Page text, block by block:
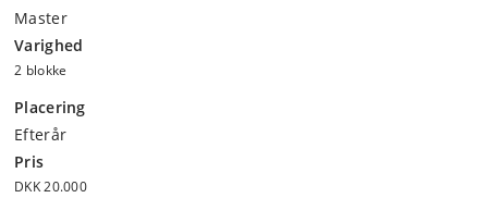
Master
Varighed
2 blokke
Placering
Efterår
Pris
DKK 20.000